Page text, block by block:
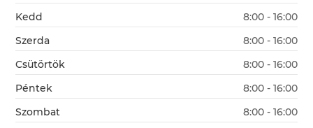
Kedd
8:00 - 16:00
Szerda
8:00 - 16:00
Csütörtök
8:00 - 16:00
Péntek
8:00 - 16:00
Szombat
8:00 - 16:00